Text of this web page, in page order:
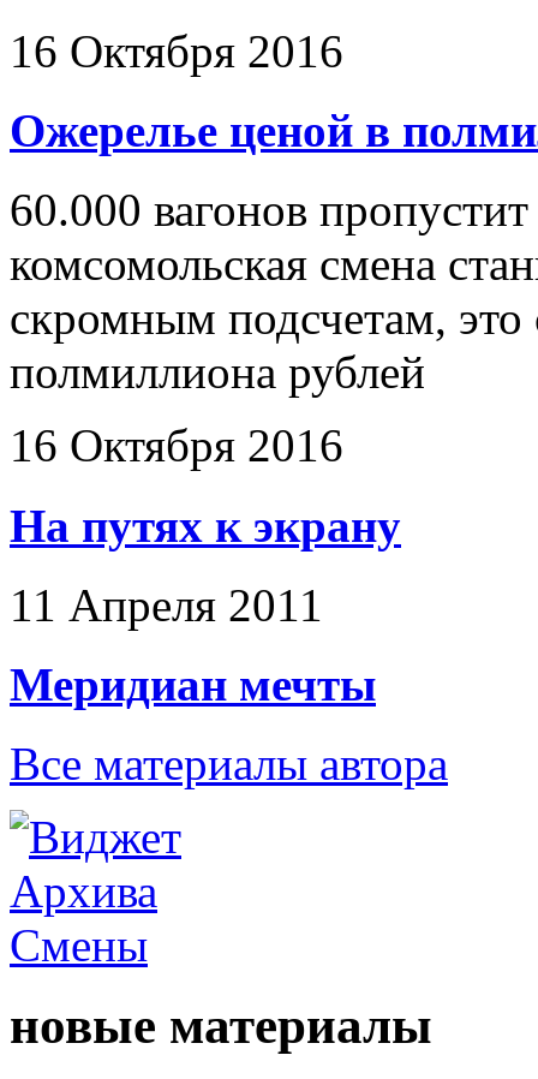
16 Октября 2016
Ожерелье ценой в
60.000 вагонов
комсомольская смена
скромным подсчетам, это
полмиллиона рублей
16 Октября 2016
На путях к экрану
11 Апреля 2011
Меридиан мечты
Все материалы автора
новые материалы